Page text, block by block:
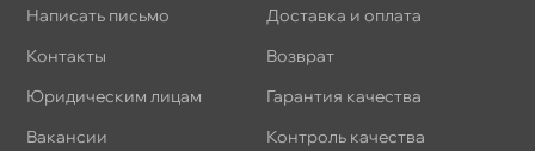
Написать письмо
Контакты
Юридическим лицам
акансии
Доставка и оплата
озврат
Гарантия качества
Контроль качества